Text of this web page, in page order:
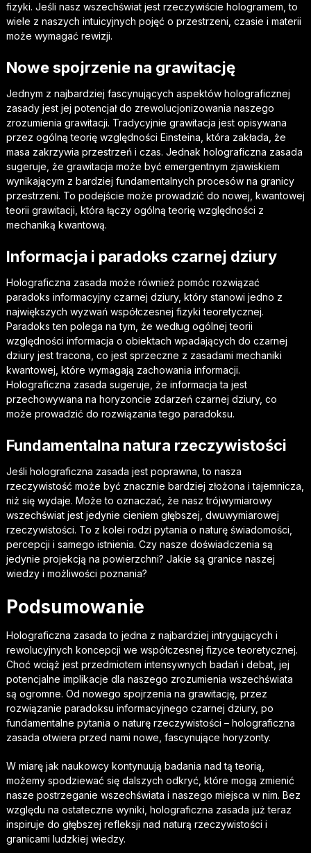
fizyki. Jeśli nasz wszechświat jest rzeczywiście hologramem, to
wiele z naszych intuicyjnych pojęć o przestrzeni, czasie i materii
może wymagać rewizji.
Nowe spojrzenie na grawitację
Jednym z najbardziej fascynujących aspektów holograficznej
zasady jest jej potencjał do zrewolucjonizowania naszego
zrozumienia grawitacji. Tradycyjnie grawitacja jest opisywana
przez ogólną teorię względności Einsteina, która zakłada, że
masa zakrzywia przestrzeń i czas. Jednak holograficzna zasada
sugeruje, że grawitacja może być emergentnym zjawiskiem
wynikającym z bardziej fundamentalnych procesów na granicy
przestrzeni. To podejście może prowadzić do nowej, kwantowej
teorii grawitacji, która łączy ogólną teorię względności z
mechaniką kwantową.
Informacja i paradoks czarnej dziury
Holograficzna zasada może również pomóc rozwiązać
paradoks informacyjny czarnej dziury, który stanowi jedno z
największych wyzwań współczesnej fizyki teoretycznej.
Paradoks ten polega na tym, że według ogólnej teorii
względności informacja o obiektach wpadających do czarnej
dziury jest tracona, co jest sprzeczne z zasadami mechaniki
kwantowej, które wymagają zachowania informacji.
Holograficzna zasada sugeruje, że informacja ta jest
przechowywana na horyzoncie zdarzeń czarnej dziury, co
może prowadzić do rozwiązania tego paradoksu.
Fundamentalna natura rzeczywistości
Jeśli holograficzna zasada jest poprawna, to nasza
rzeczywistość może być znacznie bardziej złożona i tajemnicza,
niż się wydaje. Może to oznaczać, że nasz trójwymiarowy
wszechświat jest jedynie cieniem głębszej, dwuwymiarowej
rzeczywistości. To z kolei rodzi pytania o naturę świadomości,
percepcji i samego istnienia. Czy nasze doświadczenia są
jedynie projekcją na powierzchni? Jakie są granice naszej
wiedzy i możliwości poznania?
Podsumowanie
Holograficzna zasada to jedna z najbardziej intrygujących i
rewolucyjnych koncepcji we współczesnej fizyce teoretycznej.
Choć wciąż jest przedmiotem intensywnych badań i debat, jej
potencjalne implikacje dla naszego zrozumienia wszechświata
są ogromne. Od nowego spojrzenia na grawitację, przez
rozwiązanie paradoksu informacyjnego czarnej dziury, po
fundamentalne pytania o naturę rzeczywistości – holograficzna
zasada otwiera przed nami nowe, fascynujące horyzonty.
W miarę jak naukowcy kontynuują badania nad tą teorią,
możemy spodziewać się dalszych odkryć, które mogą zmienić
nasze postrzeganie wszechświata i naszego miejsca w nim. Bez
względu na ostateczne wyniki, holograficzna zasada już teraz
inspiruje do głębszej refleksji nad naturą rzeczywistości i
granicami ludzkiej wiedzy.